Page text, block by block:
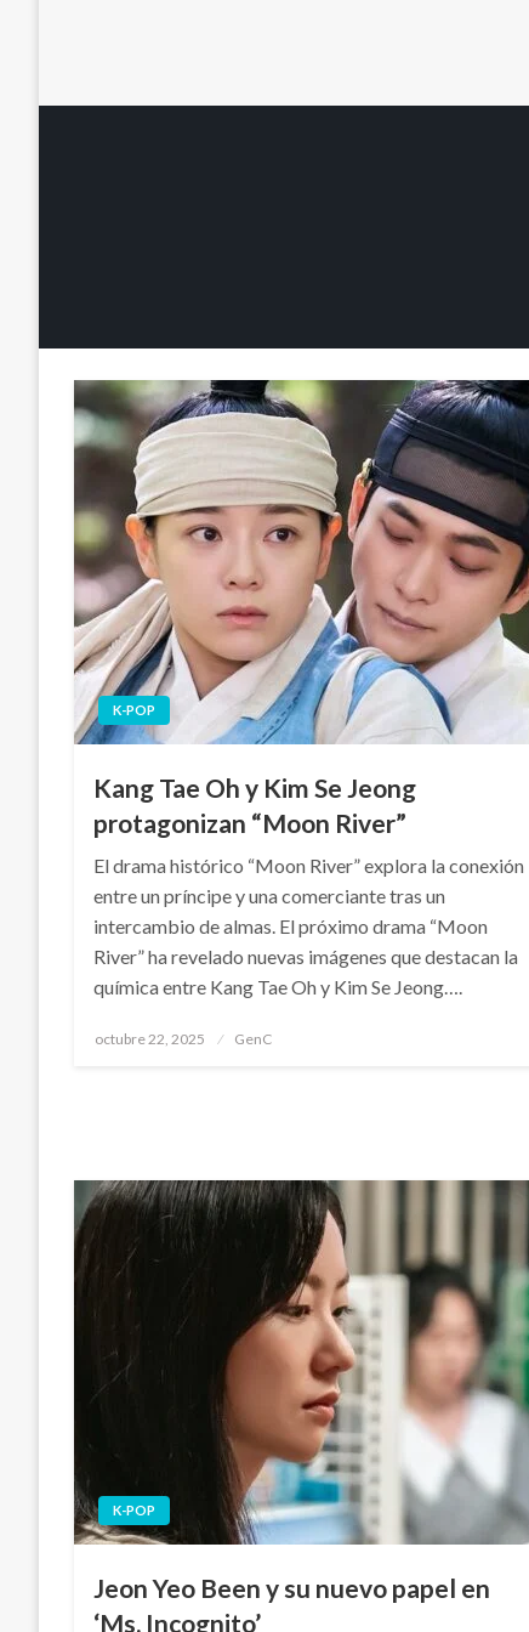
K-POP
Kang Tae Oh y Kim Se Jeong
protagonizan “Moon River”
El drama histórico “Moon River” explora la conexión
entre un príncipe y una comerciante tras un
intercambio de almas. El próximo drama “Moon
River” ha revelado nuevas imágenes que destacan la
química entre Kang Tae Oh y Kim Se Jeong….
Publicado
octubre 22, 2025 GenC
K-POP
Jeon Yeo Been y su nuevo papel en
‘Ms. Incognito’